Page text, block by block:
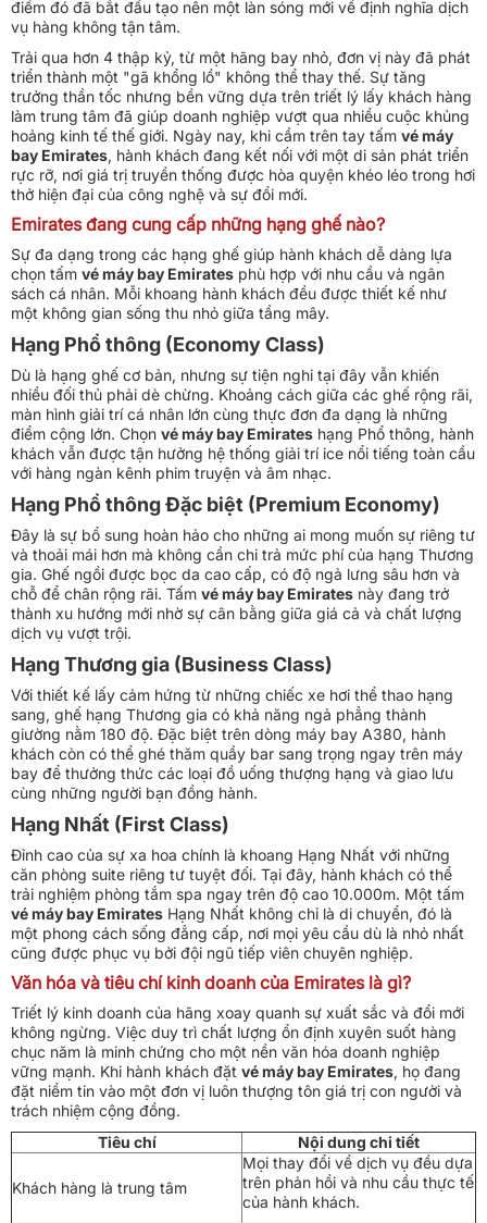
điểm đó đã bắt đầu tạo nên một làn sóng mới về định nghĩa dịch
vụ hàng không tận tâm.
Trải qua hơn 4 thập kỷ, từ một hãng bay nhỏ, đơn vị này đã phát
triển thành một "gã khổng lồ" không thể thay thế. Sự tăng
trưởng thần tốc nhưng bền vững dựa trên triết lý lấy khách hàng
làm trung tâm đã giúp doanh nghiệp vượt qua nhiều cuộc khủng
hoảng kinh tế thế giới. Ngày nay, khi cầm trên tay tấm vé máy
bay Emirates, hành khách đang kết nối với một di sản phát triển
rực rỡ, nơi giá trị truyền thống được hòa quyện khéo léo trong hơi
thở hiện đại của công nghệ và sự đổi mới.
Emirates đang cung cấp những hạng ghế nào?
Sự đa dạng trong các hạng ghế giúp hành khách dễ dàng lựa
chọn tấm vé máy bay Emirates phù hợp với nhu cầu và ngân
sách cá nhân. Mỗi khoang hành khách đều được thiết kế như
một không gian sống thu nhỏ giữa tầng mây.
Hạng Phổ thông (Economy Class)
Dù là hạng ghế cơ bản, nhưng sự tiện nghi tại đây vẫn khiến
nhiều đối thủ phải dè chừng. Khoảng cách giữa các ghế rộng rãi,
màn hình giải trí cá nhân lớn cùng thực đơn đa dạng là những
điểm cộng lớn. Chọn vé máy bay Emirates hạng Phổ thông, hành
khách vẫn được tận hưởng hệ thống giải trí ice nổi tiếng toàn cầu
với hàng ngàn kênh phim truyện và âm nhạc.
Hạng Phổ thông Đặc biệt (Premium Economy)
Đây là sự bổ sung hoàn hảo cho những ai mong muốn sự riêng tư
và thoải mái hơn mà không cần chi trả mức phí của hạng Thương
gia. Ghế ngồi được bọc da cao cấp, có độ ngả lưng sâu hơn và
chỗ để chân rộng rãi. Tấm vé máy bay Emirates này đang trở
thành xu hướng mới nhờ sự cân bằng giữa giá cả và chất lượng
dịch vụ vượt trội.
Hạng Thương gia (Business Class)
Với thiết kế lấy cảm hứng từ những chiếc xe hơi thể thao hạng
sang, ghế hạng Thương gia có khả năng ngả phẳng thành
giường nằm 180 độ. Đặc biệt trên dòng máy bay A380, hành
khách còn có thể ghé thăm quầy bar sang trọng ngay trên máy
bay để thưởng thức các loại đồ uống thượng hạng và giao lưu
cùng những người bạn đồng hành.
Hạng Nhất (First Class)
Đỉnh cao của sự xa hoa chính là khoang Hạng Nhất với những
căn phòng suite riêng tư tuyệt đối. Tại đây, hành khách có thể
trải nghiệm phòng tắm spa ngay trên độ cao 10.000m. Một tấm
vé máy bay Emirates Hạng Nhất không chỉ là di chuyển, đó là
một phong cách sống đẳng cấp, nơi mọi yêu cầu dù là nhỏ nhất
cũng được phục vụ bởi đội ngũ tiếp viên chuyên nghiệp.
Văn hóa và tiêu chí kinh doanh của Emirates là gì?
Triết lý kinh doanh của hãng xoay quanh sự xuất sắc và đổi mới
không ngừng. Việc duy trì chất lượng ổn định xuyên suốt hàng
chục năm là minh chứng cho một nền văn hóa doanh nghiệp
vững mạnh. Khi hành khách đặt vé máy bay Emirates, họ đang
đặt niềm tin vào một đơn vị luôn thượng tôn giá trị con người và
trách nhiệm cộng đồng.
Tiêu chí
Nội dung chi tiết
Khách hàng là trung tâm
Mọi thay đổi về dịch vụ đều dựa
trên phản hồi và nhu cầu thực tế
của hành khách.